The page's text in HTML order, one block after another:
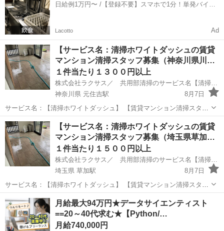
日給例1万円〜 /【登録不要】スマホで1分！単発バイト
Lacotto Ad
【サービス名：清掃ホワイトダッシュの賃貸
マンション清掃スタッフ募集（神奈川県川…
１件当たり１３００円以上
株式会社ラクサス／ 共用部清掃のサービス名【清掃ホワイトダッシュ】
神奈川県 元住吉駅
8月7日
サービス名：【清掃ホワイトダッシュ】 【賃貸マンション清掃スタッ
フ募集（神奈川県川崎市幸区）／賃貸１棟共用部清掃依頼オーナーの
方募集】※掲載写真はイメージ写真です。 弊社が不動産会社と提携し
て 小規模・中規模の賃貸...
神奈川 川崎市 元住吉駅 清掃 スタッフ
【サービス名：清掃ホワイトダッシュの賃貸
マンション清掃スタッフ募集（埼玉県草加…
１件当たり１５００円以上
株式会社ラクサス／ 共用部清掃のサービス名【清掃ホワイトダッシュ】
埼玉県 草加駅
8月7日
サービス名：【清掃ホワイトダッシュ】 【賃貸マンション清掃スタッ
フ募集（埼玉県草加市）／賃貸１棟共用部清掃依頼オーナーの方募
集】 弊社が不動産会社と提携して 小規模・中規模の賃貸１棟所有のオ
ーナーの エントランス...
埼玉 草加市 草加駅 清掃 スタッフ
月給最大94万円★データサイエンティスト
==20～40代求む★【Python/…
月給740,000円